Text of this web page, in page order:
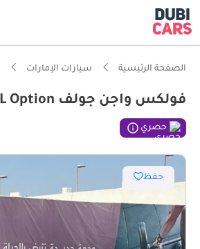
الصفحة الرئيسية سيارات الإمارات
فولكس واجن جولف GTI (NON GCC) Sport 2.0T FuLL Option
حصري
حفظ